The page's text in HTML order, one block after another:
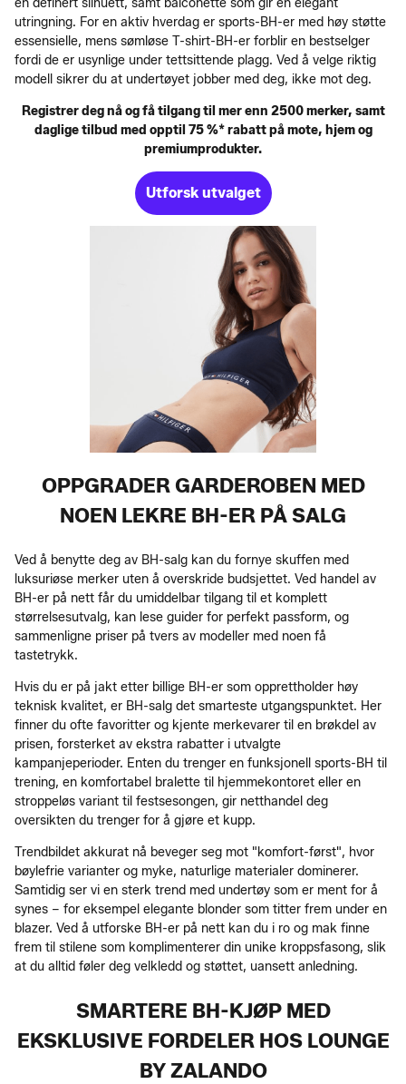
utringning. For en aktiv hverdag er sports-BH-er med høy støtte
essensielle, mens sømløse T-shirt-BH-er forblir en bestselger
fordi de er usynlige under tettsittende plagg. Ved å velge riktig
modell sikrer du at undertøyet jobber med deg, ikke mot deg.
Registrer deg nå og få tilgang til mer enn 2500 merker, samt
daglige tilbud med opptil 75 %* rabatt på mote, hjem og
premiumprodukter.
Utforsk utvalget
OPPGRADER GARDEROBEN MED
NOEN LEKRE BH-ER PÅ SALG
Ved å benytte deg av BH-salg kan du fornye skuffen med
luksuriøse merker uten å overskride budsjettet. Ved handel av
BH-er på nett får du umiddelbar tilgang til et komplett
størrelsesutvalg, kan lese guider for perfekt passform, og
sammenligne priser på tvers av modeller med noen få
tastetrykk.
Hvis du er på jakt etter billige BH-er som opprettholder høy
teknisk kvalitet, er BH-salg det smarteste utgangspunktet. Her
finner du ofte favoritter og kjente merkevarer til en brøkdel av
prisen, forsterket av ekstra rabatter i utvalgte
kampanjeperioder. Enten du trenger en funksjonell sports-BH til
trening, en komfortabel bralette til hjemmekontoret eller en
stroppeløs variant til festsesongen, gir netthandel deg
oversikten du trenger for å gjøre et kupp.
Trendbildet akkurat nå beveger seg mot "komfort-først", hvor
bøylefrie varianter og myke, naturlige materialer dominerer.
Samtidig ser vi en sterk trend med undertøy som er ment for å
synes – for eksempel elegante blonder som titter frem under en
blazer. Ved å utforske BH-er på nett kan du i ro og mak finne
frem til stilene som komplimenterer din unike kroppsfasong, slik
at du alltid føler deg velkledd og støttet, uansett anledning.
SMARTERE BH-KJØP MED
EKSKLUSIVE FORDELER HOS LOUNGE
BY ZALANDO